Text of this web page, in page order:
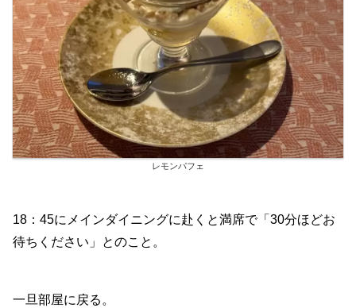
レモンパフェ
18：45にメインダイニングに赴くと満席で「30分ほどお
待ちください」とのこと。
一旦部屋に戻る。